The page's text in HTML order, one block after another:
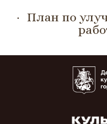
План по